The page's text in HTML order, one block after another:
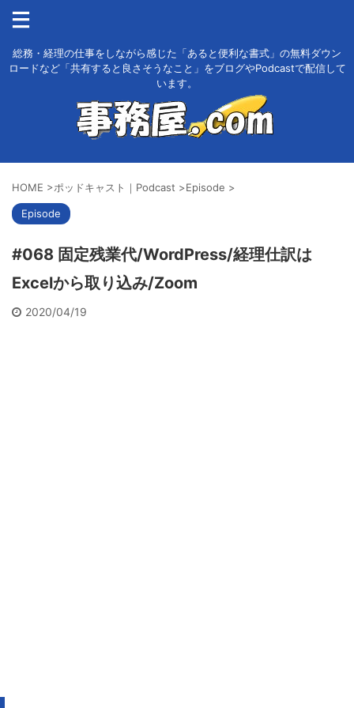
総務・経理の仕事をしながら感じた「あると便利な書式」の無料ダウン
ロードなど「共有すると良さそうなこと」をブログやPodcastで配信して
います。
HOME >ポッドキャスト｜Podcast >Episode >
Episode
#068 固定残業代/WordPress/経理仕訳は
Excelから取り込み/Zoom
2020/04/19